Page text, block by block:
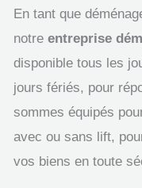
En tant que
notre entreprise
disponible tous les
jours fériés, pour
sommes équipés
avec ou sans lift,
vos biens en toute